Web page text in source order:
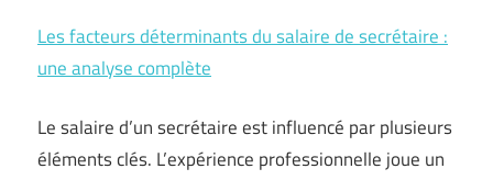
Les facteurs déterminants du salaire de secrétaire :
une analyse complète
Le salaire d’un secrétaire est influencé par plusieurs
éléments clés. L’expérience professionnelle joue un